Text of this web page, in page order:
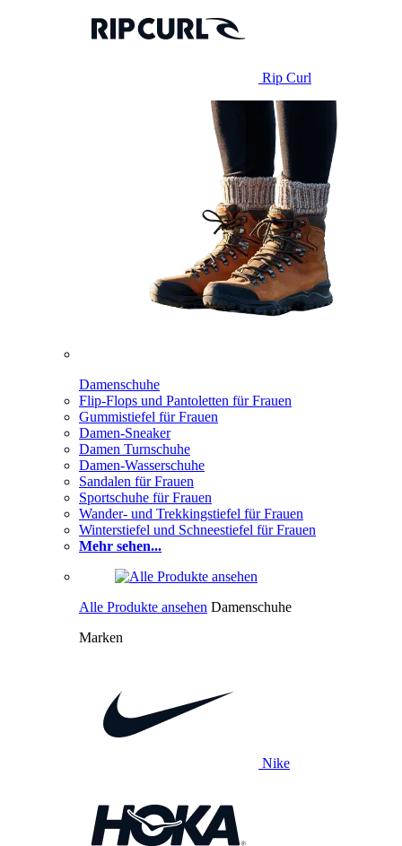
Rip Curl
Damenschuhe
Flip-Flops und Pantoletten für Frauen
Gummistiefel für Frauen
Damen-Sneaker
Damen Turnschuhe
Damen-Wasserschuhe
Sandalen für Frauen
Sportschuhe für Frauen
Wander- und Trekkingstiefel für Frauen
Winterstiefel und Schneestiefel für Frauen
Mehr sehen...
Alle Produkte ansehen Damenschuhe
Marken
Nike